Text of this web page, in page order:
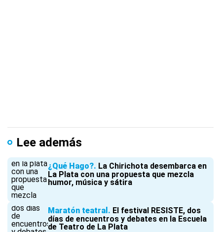
Lee además
¿Qué Hago? La Chirichota desembarca en
La Plata con una propuesta que mezcla
humor, música y sátira
Maratón teatral
El festival RESISTE, dos
días de encuentros y debates en la Escuela
de Teatro de La Plata